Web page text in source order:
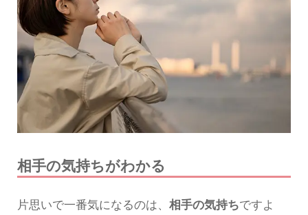
相手の気持ちがわかる
片思いで一番気になるのは、 相手の気持ちですよ